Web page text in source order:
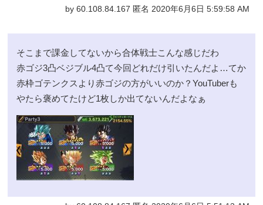
by 60.108.84.167 匿名 2020年6月6日 5:59:58 AM
そこまで課金してないから合体戦士こんな感じだわ
赤ゴジ3凸ベジブル4凸て今回どれだけ引いたんだよ…てか
赤枠ゴテンクスより赤ゴジの方がいいのか？YouTuberも
やたら褒めてたけど1枚しか出てないんだよなぁ